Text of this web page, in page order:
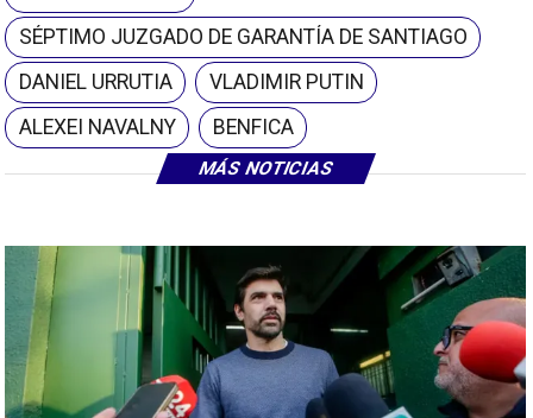
MÁS NOTICIAS
SÉPTIMO JUZGADO DE GARANTÍA DE SANTIAGO
DANIEL URRUTIA
VLADIMIR PUTIN
ALEXEI NAVALNY
BENFICA